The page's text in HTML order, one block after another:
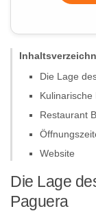
Die Lage
Kulinarische
Restaurant
Website
Die Lage
Paguera